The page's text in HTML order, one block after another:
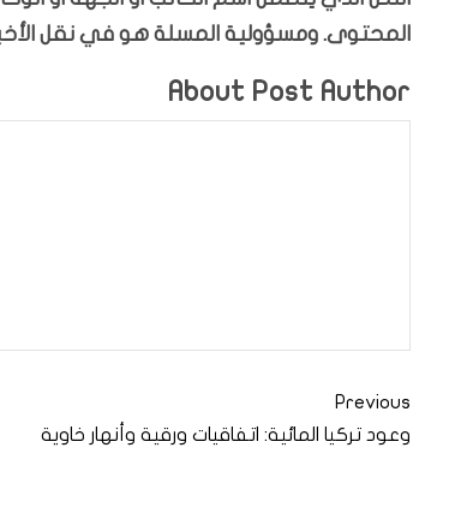
المحتوى. ومسؤولية المسلة هو في نقل
About Post Author
Previous
وعود تركيا المائية: اتفاقيات ورقية وأنهار خاوية